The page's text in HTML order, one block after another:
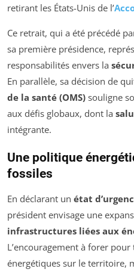
retirant les États-Unis de l’
Ce retrait, qui a été précédé
sa première présidence,
responsabilités envers la
En parallèle, sa décision de
de la santé (OMS) souligne
aux défis globaux, dont la
intégrante.
Une politique
fossiles
En déclarant un état
président envisage une
infrastructures liées aux
L’encouragement à forer
énergétiques sur le territoire,